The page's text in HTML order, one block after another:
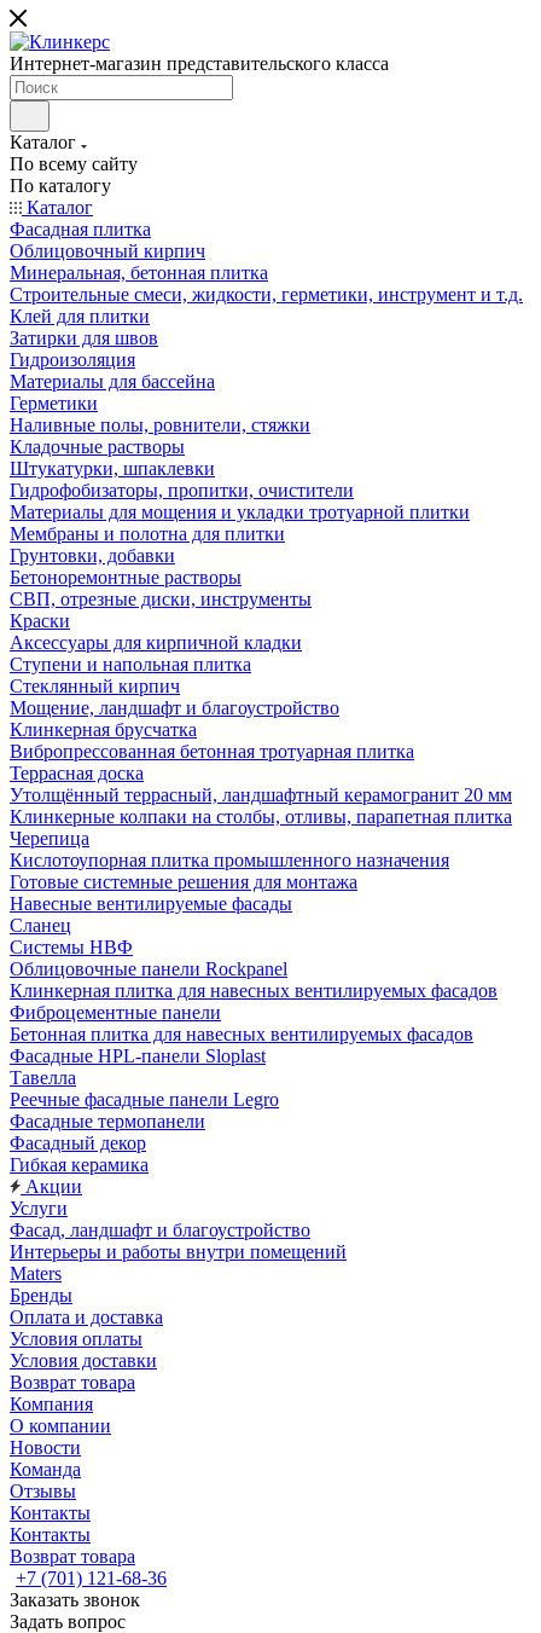
Интернет-магазин представительского класса
Каталог
По всему сайту
По каталогу
Каталог
Фасадная плитка
Облицовочный кирпич
Минеральная, бетонная плитка
Строительные смеси, жидкости, герметики, инструмент и т.д.
Клей для плитки
Затирки для швов
Гидроизоляция
Материалы для бассейна
Герметики
Наливные полы, ровнители, стяжки
Кладочные растворы
Штукатурки, шпаклевки
Гидрофобизаторы, пропитки, очистители
Материалы для мощения и укладки тротуарной плитки
Мембраны и полотна для плитки
Грунтовки, добавки
Бетоноремонтные растворы
СВП, отрезные диски, инструменты
Краски
Аксессуары для кирпичной кладки
Ступени и напольная плитка
Cтеклянный кирпич
Мощение, ландшафт и благоустройство
Клинкерная брусчатка
Вибропрессованная бетонная тротуарная плитка
Террасная доска
Утолщённый террасный, ландшафтный керамогранит 20 мм
Клинкерные колпаки на столбы, отливы, парапетная плитка
Черепица
Кислотоупорная плитка промышленного назначения
Готовые системные решения для монтажа
Навесные вентилируемые фасады
Сланец
Системы НВФ
Облицовочные панели Rockpanel
Клинкерная плитка для навесных вентилируемых фасадов
Фиброцементные панели
Бетонная плитка для навесных вентилируемых фасадов
Фасадные HPL-панели Sloplast
Тавелла
Реечные фасадные панели Legro
Фасадные термопанели
Фасадный декор
Гибкая керамика
Акции
Услуги
Фасад, ландшафт и благоустройство
Интерьеры и работы внутри помещений
Maters
Бренды
Оплата и доставка
Условия оплаты
Условия доставки
Возврат товара
Компания
О компании
Новости
Команда
Отзывы
Контакты
Контакты
Возврат товара
+7 (701) 121-68-36
Заказать звонок
Задать вопрос